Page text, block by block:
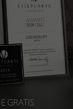
GRATIS